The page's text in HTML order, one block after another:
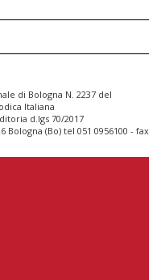
di Bologna N. 2237 del
Italiana
d.lgs 70/2017
(Bo) tel 051 0956100 - fax